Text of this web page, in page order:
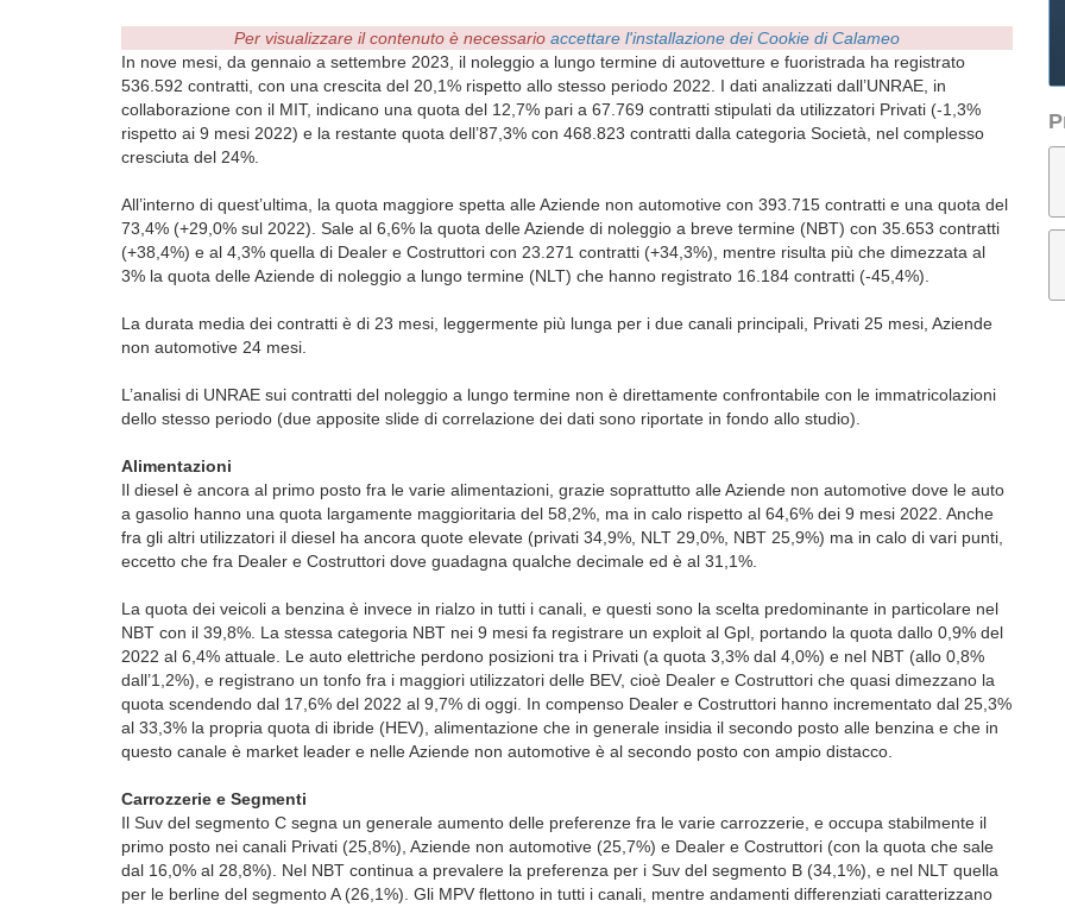
Per visualizzare il contenuto è necessario accettare l'installazione dei Cookie di Calameo
In nove mesi, da gennaio a settembre 2023, il noleggio a lungo termine di autovetture e fuoristrada ha registrato
536.592 contratti, con una crescita del 20,1% rispetto allo stesso periodo 2022. I dati analizzati dall’UNRAE, in
collaborazione con il MIT, indicano una quota del 12,7% pari a 67.769 contratti stipulati da utilizzatori Privati (-1,3%
rispetto ai 9 mesi 2022) e la restante quota dell’87,3% con 468.823 contratti dalla categoria Società, nel complesso
cresciuta del 24%.
All’interno di quest’ultima, la quota maggiore spetta alle Aziende non automotive con 393.715 contratti e una quota del
73,4% (+29,0% sul 2022). Sale al 6,6% la quota delle Aziende di noleggio a breve termine (NBT) con 35.653 contratti
(+38,4%) e al 4,3% quella di Dealer e Costruttori con 23.271 contratti (+34,3%), mentre risulta più che dimezzata al
3% la quota delle Aziende di noleggio a lungo termine (NLT) che hanno registrato 16.184 contratti (-45,4%).
La durata media dei contratti è di 23 mesi, leggermente più lunga per i due canali principali, Privati 25 mesi, Aziende
non automotive 24 mesi.
L’analisi di UNRAE sui contratti del noleggio a lungo termine non è direttamente confrontabile con le immatricolazioni
dello stesso periodo (due apposite slide di correlazione dei dati sono riportate in fondo allo studio).
Alimentazioni
Il diesel è ancora al primo posto fra le varie alimentazioni, grazie soprattutto alle Aziende non automotive dove le auto
a gasolio hanno una quota largamente maggioritaria del 58,2%, ma in calo rispetto al 64,6% dei 9 mesi 2022. Anche
fra gli altri utilizzatori il diesel ha ancora quote elevate (privati 34,9%, NLT 29,0%, NBT 25,9%) ma in calo di vari punti,
eccetto che fra Dealer e Costruttori dove guadagna qualche decimale ed è al 31,1%.
La quota dei veicoli a benzina è invece in rialzo in tutti i canali, e questi sono la scelta predominante in particolare nel
NBT con il 39,8%. La stessa categoria NBT nei 9 mesi fa registrare un exploit al Gpl, portando la quota dallo 0,9% del
2022 al 6,4% attuale. Le auto elettriche perdono posizioni tra i Privati (a quota 3,3% dal 4,0%) e nel NBT (allo 0,8%
dall’1,2%), e registrano un tonfo fra i maggiori utilizzatori delle BEV, cioè Dealer e Costruttori che quasi dimezzano la
quota scendendo dal 17,6% del 2022 al 9,7% di oggi. In compenso Dealer e Costruttori hanno incrementato dal 25,3%
al 33,3% la propria quota di ibride (HEV), alimentazione che in generale insidia il secondo posto alle benzina e che in
questo canale è market leader e nelle Aziende non automotive è al secondo posto con ampio distacco.
Carrozzerie e Segmenti
Il Suv del segmento C segna un generale aumento delle preferenze fra le varie carrozzerie, e occupa stabilmente il
primo posto nei canali Privati (25,8%), Aziende non automotive (25,7%) e Dealer e Costruttori (con la quota che sale
dal 16,0% al 28,8%). Nel NBT continua a prevalere la preferenza per i Suv del segmento B (34,1%), e nel NLT quella
per le berline del segmento A (26,1%). Gli MPV flettono in tutti i canali, mentre andamenti differenziati caratterizzano